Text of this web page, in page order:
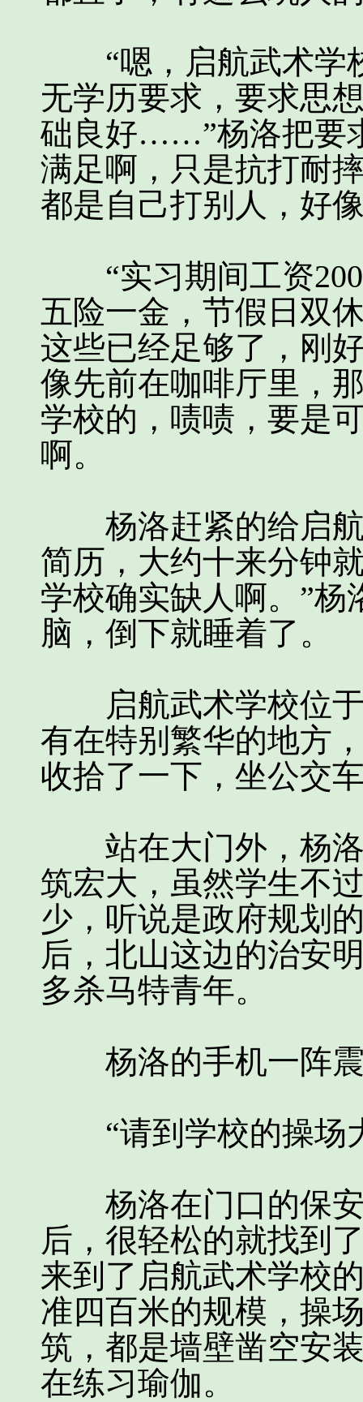
“嗯，启航武术学
无学历要求，要求思
础良好……”杨洛把要
满足啊，只是抗打耐
都是自己打别人，好
“实习期间工资
五险一金，节假日双
这些已经足够了，刚
像先前在咖啡厅里，
学校的，啧啧，要是
啊。
杨洛赶紧的给启航
简历，大约十来分钟
学校确实缺人啊。”
脑，倒下就睡着了。
启航武术学校位于
有在特别繁华的地方
收拾了一下，坐公交
站在大门外，杨洛
筑宏大，虽然学生不
少，听说是政府规划
后，北山这边的治安
多杀马特青年。
杨洛的手机一阵震
“请到学校的操场
杨洛在门口的保安
后，很轻松的就找到
来到了启航武术学校
准四百米的规模，操
筑，都是墙壁凿空安
在练习瑜伽。